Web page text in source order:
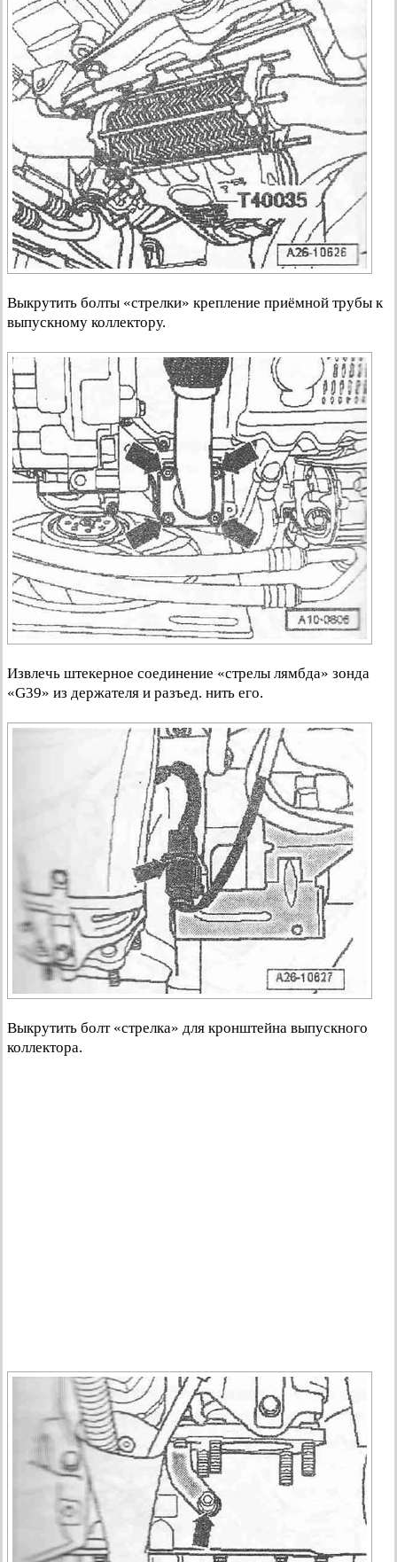
Выкрутить болты «стрелки» крепление приёмной трубы к
выпускному коллектору.
Извлечь штекерное соединение «стрелы лямбда» зонда
«G39» из держателя и разъед. нить его.
Выкрутить болт «стрелка» для кронштейна выпускного
коллектора.